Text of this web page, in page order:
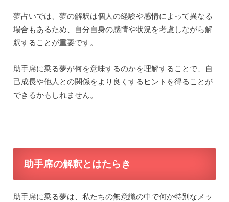
夢占いでは、夢の解釈は個人の経験や感情によって異なる
場合もあるため、自分自身の感情や状況を考慮しながら解
釈することが重要です。
助手席に乗る夢が何を意味するのかを理解することで、自
己成長や他人との関係をより良くするヒントを得ることが
できるかもしれません。
助手席の解釈とはたらき
助手席に乗る夢は、私たちの無意識の中で何か特別なメッ